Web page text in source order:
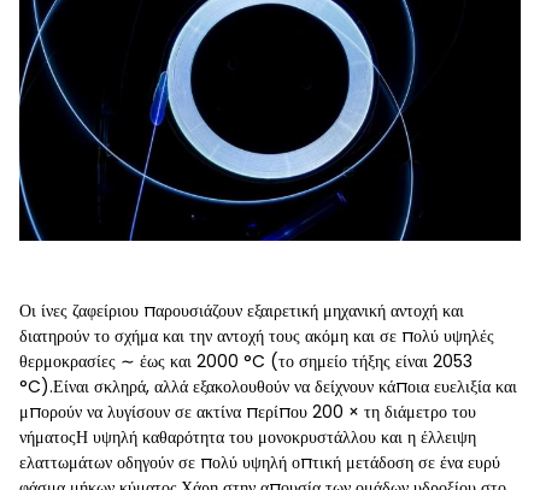
Οι ίνες ζαφείριου παρουσιάζουν εξαιρετική μηχανική αντοχή και
διατηρούν το σχήμα και την αντοχή τους ακόμη και σε πολύ υψηλές
θερμοκρασίες ∼ έως και 2000 °C (το σημείο τήξης είναι 2053
°C).Είναι σκληρά, αλλά εξακολουθούν να δείχνουν κάποια ευελιξία και
μπορούν να λυγίσουν σε ακτίνα περίπου 200 × τη διάμετρο του
νήματοςΗ υψηλή καθαρότητα του μονοκρυστάλλου και η έλλειψη
ελαττωμάτων οδηγούν σε πολύ υψηλή οπτική μετάδοση σε ένα ευρύ